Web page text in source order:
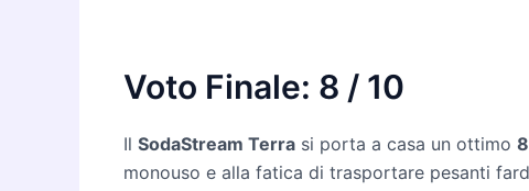
Voto Finale: 8 / 10
Il SodaStream Terra si porta a casa un ottimo
monouso e alla fatica di trasportare pesanti